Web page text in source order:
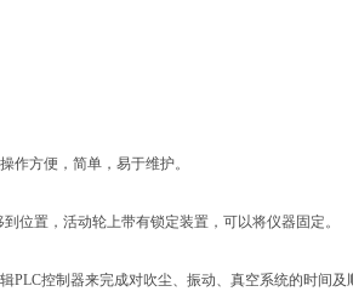
作方便，简单，易于维护。
位置，活动轮上带有锁定装置，可以将仪器固定。
控制器来完成对吹尘、振动、真空系统的时间及